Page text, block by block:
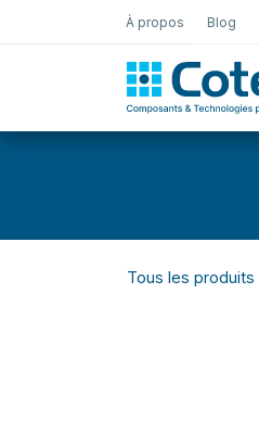
À propos Blog
Tous les produits